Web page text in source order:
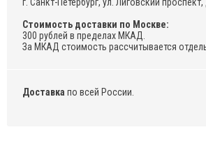
Стоимость доставки по Москве:
300 рублей в пределах МКАД.
За МКАД стоимость рассчитывается
Доставка по всей России.